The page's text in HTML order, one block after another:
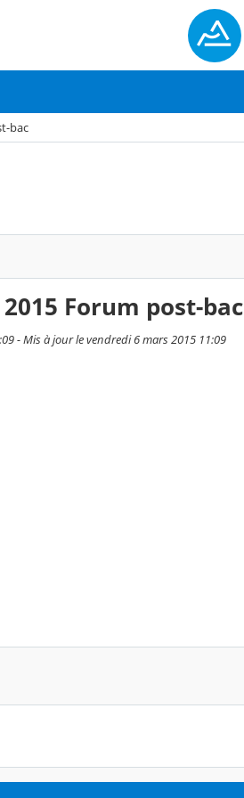
bac
Forum post-bac
- Mis à jour le vendredi 6 mars 2015 11:09